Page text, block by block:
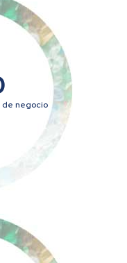
de negocio